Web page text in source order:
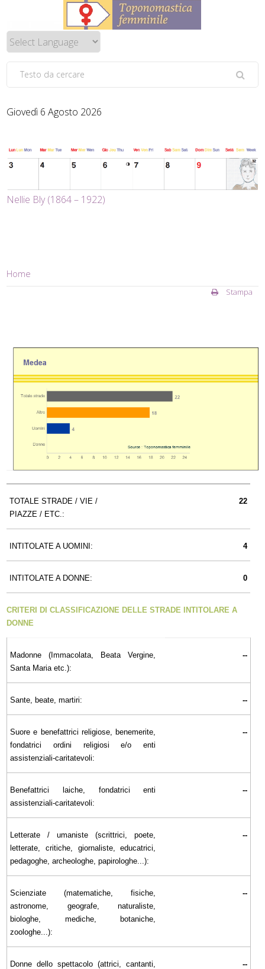
Giovedì 6 Agosto 2026
Nellie Bly (1864 – 1922)
Home
Stampa
TOTALE STRADE / VIE /
PIAZZE / ETC.:
22
INTITOLATE A UOMINI: 4
INTITOLATE A DONNE: 0
CRITERI DI CLASSIFICAZIONE DELLE STRADE INTITOLARE A
DONNE
Madonne (Immacolata, Beata Vergine,
Santa Maria etc.):
--
Sante, beate, martiri: --
Suore e benefattrici religiose, benemerite,
fondatrici ordini religiosi e/o enti
assistenziali-caritatevoli:
--
Benefattrici laiche, fondatrici enti
assistenziali-caritatevoli:
--
Letterate / umaniste (scrittrici, poete,
letterate, critiche, giornaliste, educatrici,
pedagoghe, archeologhe, papirologhe...):
--
Scienziate (matematiche, fisiche,
astronome, geografe, naturaliste,
biologhe, mediche, botaniche,
zoologhe...):
--
Donne dello spettacolo (attrici, cantanti,
--